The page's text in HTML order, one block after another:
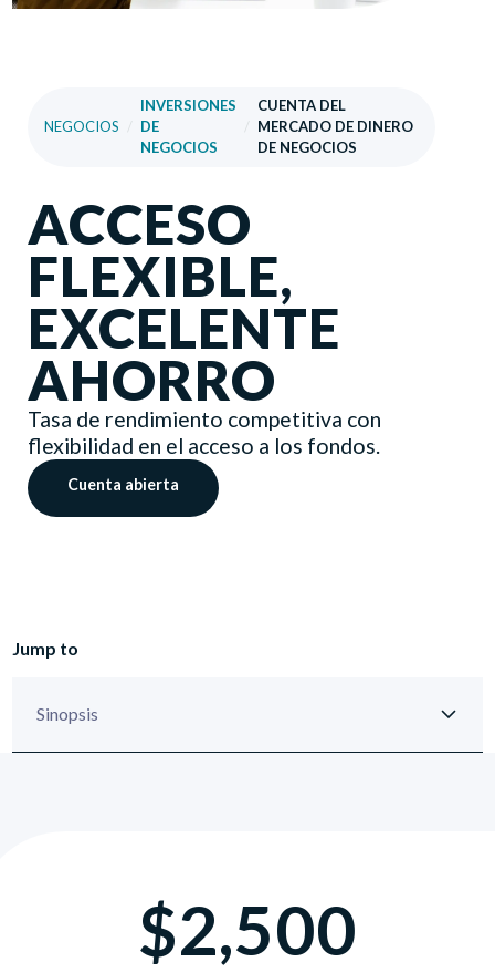
NEGOCIOS
INVERSIONES
DE
NEGOCIOS
CUENTA DEL
MERCADO DE DINERO
DE NEGOCIOS
ACCESO
FLEXIBLE,
EXCELENTE
AHORRO
Tasa de rendimiento competitiva con
flexibilidad en el acceso a los fondos.
Cuenta abierta
Jump to
$2,500